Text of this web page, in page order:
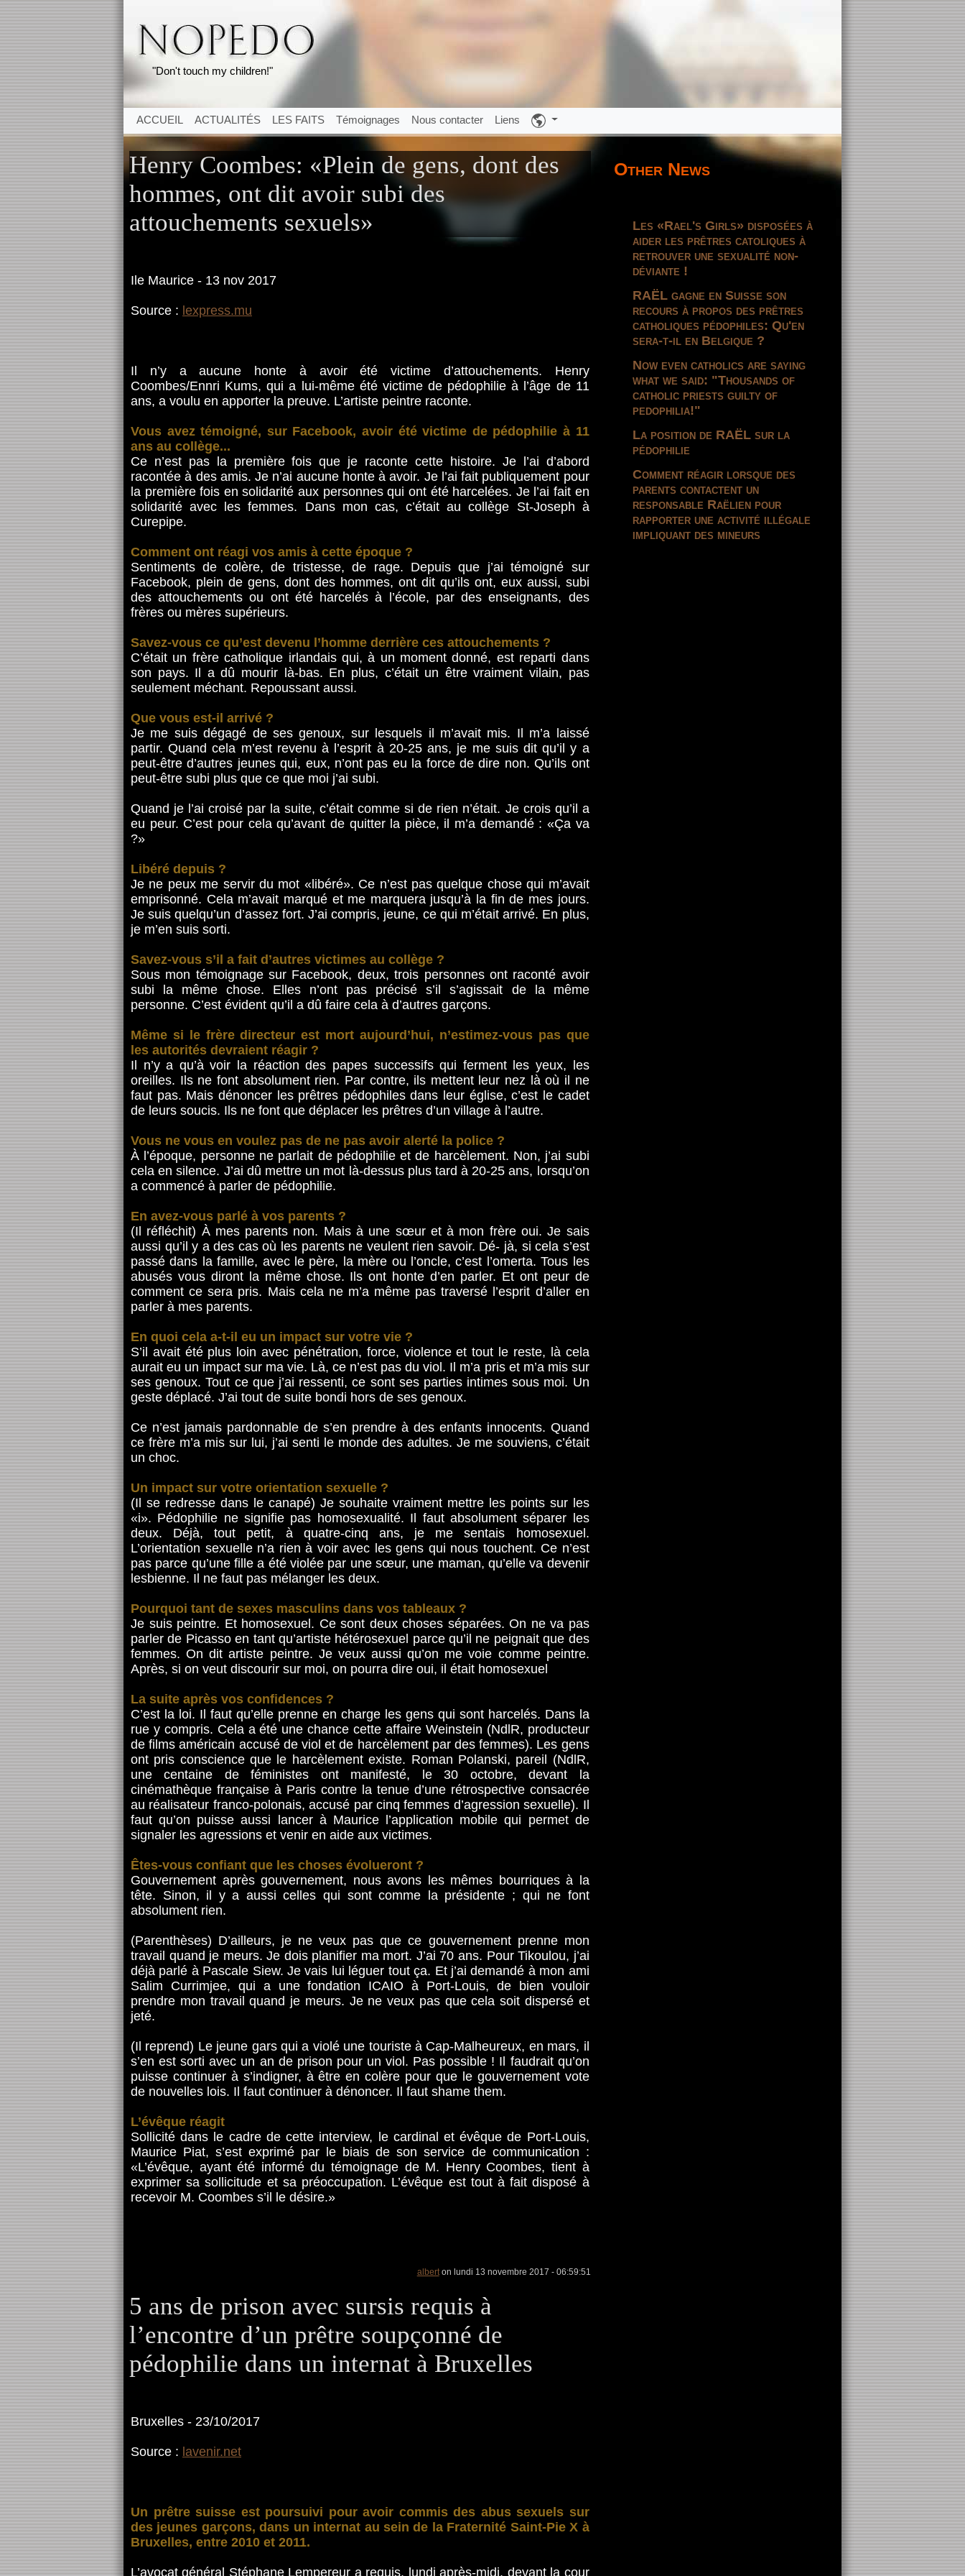
"Don't touch my children!"
ACCUEIL ACTUALITÉS LES FAITS Témoignages Nous contacter Liens
Henry Coombes: «Plein de gens, dont des
hommes, ont dit avoir subi des
attouchements sexuels»
Ile Maurice - 13 nov 2017
Source : lexpress.mu
Il n’y a aucune honte à avoir été victime d’attouchements. Henry
Coombes/Ennri Kums, qui a lui-même été victime de pédophilie à l’âge de 11
ans, a voulu en apporter la preuve. L’artiste peintre raconte.
Vous avez témoigné, sur Facebook, avoir été victime de pédophilie à 11
ans au collège...
Ce n’est pas la première fois que je raconte cette histoire. Je l’ai d’abord
racontée à des amis. Je n’ai aucune honte à avoir. Je l’ai fait publiquement pour
la première fois en solidarité aux personnes qui ont été harcelées. Je l’ai fait en
solidarité avec les femmes. Dans mon cas, c’était au collège St-Joseph à
Curepipe.
Comment ont réagi vos amis à cette époque ?
Sentiments de colère, de tristesse, de rage. Depuis que j’ai témoigné sur
Facebook, plein de gens, dont des hommes, ont dit qu’ils ont, eux aussi, subi
des attouchements ou ont été harcelés à l’école, par des enseignants, des
frères ou mères supérieurs.
Savez-vous ce qu’est devenu l’homme derrière ces attouchements ?
C’était un frère catholique irlandais qui, à un moment donné, est reparti dans
son pays. Il a dû mourir là-bas. En plus, c’était un être vraiment vilain, pas
seulement méchant. Repoussant aussi.
Que vous est-il arrivé ?
Je me suis dégagé de ses genoux, sur lesquels il m’avait mis. Il m’a laissé
partir. Quand cela m’est revenu à l’esprit à 20-25 ans, je me suis dit qu’il y a
peut-être d’autres jeunes qui, eux, n’ont pas eu la force de dire non. Qu’ils ont
peut-être subi plus que ce que moi j’ai subi.
Quand je l’ai croisé par la suite, c’était comme si de rien n’était. Je crois qu’il a
eu peur. C’est pour cela qu’avant de quitter la pièce, il m’a demandé : «Ça va
?»
Libéré depuis ?
Je ne peux me servir du mot «libéré». Ce n’est pas quelque chose qui m’avait
emprisonné. Cela m’avait marqué et me marquera jusqu’à la fin de mes jours.
Je suis quelqu’un d’assez fort. J’ai compris, jeune, ce qui m’était arrivé. En plus,
je m’en suis sorti.
Savez-vous s’il a fait d’autres victimes au collège ?
Sous mon témoignage sur Facebook, deux, trois personnes ont raconté avoir
subi la même chose. Elles n’ont pas précisé s’il s’agissait de la même
personne. C’est évident qu’il a dû faire cela à d’autres garçons.
Même si le frère directeur est mort aujourd’hui, n’estimez-vous pas que
les autorités devraient réagir ?
Il n’y a qu’à voir la réaction des papes successifs qui ferment les yeux, les
oreilles. Ils ne font absolument rien. Par contre, ils mettent leur nez là où il ne
faut pas. Mais dénoncer les prêtres pédophiles dans leur église, c’est le cadet
de leurs soucis. Ils ne font que déplacer les prêtres d’un village à l’autre.
Vous ne vous en voulez pas de ne pas avoir alerté la police ?
À l’époque, personne ne parlait de pédophilie et de harcèlement. Non, j’ai subi
cela en silence. J’ai dû mettre un mot là-dessus plus tard à 20-25 ans, lorsqu’on
a commencé à parler de pédophilie.
En avez-vous parlé à vos parents ?
(Il réfléchit) À mes parents non. Mais à une sœur et à mon frère oui. Je sais
aussi qu’il y a des cas où les parents ne veulent rien savoir. Dé- jà, si cela s’est
passé dans la famille, avec le père, la mère ou l’oncle, c’est l’omerta. Tous les
abusés vous diront la même chose. Ils ont honte d’en parler. Et ont peur de
comment ce sera pris. Mais cela ne m’a même pas traversé l’esprit d’aller en
parler à mes parents.
En quoi cela a-t-il eu un impact sur votre vie ?
S’il avait été plus loin avec pénétration, force, violence et tout le reste, là cela
aurait eu un impact sur ma vie. Là, ce n’est pas du viol. Il m’a pris et m’a mis sur
ses genoux. Tout ce que j’ai ressenti, ce sont ses parties intimes sous moi. Un
geste déplacé. J’ai tout de suite bondi hors de ses genoux.
Ce n’est jamais pardonnable de s’en prendre à des enfants innocents. Quand
ce frère m’a mis sur lui, j’ai senti le monde des adultes. Je me souviens, c’était
un choc.
Un impact sur votre orientation sexuelle ?
(Il se redresse dans le canapé) Je souhaite vraiment mettre les points sur les
«i». Pédophilie ne signifie pas homosexualité. Il faut absolument séparer les
deux. Déjà, tout petit, à quatre-cinq ans, je me sentais homosexuel.
L’orientation sexuelle n’a rien à voir avec les gens qui nous touchent. Ce n’est
pas parce qu’une fille a été violée par une sœur, une maman, qu’elle va devenir
lesbienne. Il ne faut pas mélanger les deux.
Pourquoi tant de sexes masculins dans vos tableaux ?
Je suis peintre. Et homosexuel. Ce sont deux choses séparées. On ne va pas
parler de Picasso en tant qu’artiste hétérosexuel parce qu’il ne peignait que des
femmes. On dit artiste peintre. Je veux aussi qu’on me voie comme peintre.
Après, si on veut discourir sur moi, on pourra dire oui, il était homosexuel
La suite après vos confidences ?
C’est la loi. Il faut qu’elle prenne en charge les gens qui sont harcelés. Dans la
rue y compris. Cela a été une chance cette affaire Weinstein (NdlR, producteur
de films américain accusé de viol et de harcèlement par des femmes). Les gens
ont pris conscience que le harcèlement existe. Roman Polanski, pareil (NdlR,
une centaine de féministes ont manifesté, le 30 octobre, devant la
cinémathèque française à Paris contre la tenue d’une rétrospective consacrée
au réalisateur franco-polonais, accusé par cinq femmes d’agression sexuelle). Il
faut qu’on puisse aussi lancer à Maurice l’application mobile qui permet de
signaler les agressions et venir en aide aux victimes.
Êtes-vous confiant que les choses évolueront ?
Gouvernement après gouvernement, nous avons les mêmes bourriques à la
tête. Sinon, il y a aussi celles qui sont comme la présidente ; qui ne font
absolument rien.
(Parenthèses) D’ailleurs, je ne veux pas que ce gouvernement prenne mon
travail quand je meurs. Je dois planifier ma mort. J’ai 70 ans. Pour Tikoulou, j’ai
déjà parlé à Pascale Siew. Je vais lui léguer tout ça. Et j’ai demandé à mon ami
Salim Currimjee, qui a une fondation ICAIO à Port-Louis, de bien vouloir
prendre mon travail quand je meurs. Je ne veux pas que cela soit dispersé et
jeté.
(Il reprend) Le jeune gars qui a violé une touriste à Cap-Malheureux, en mars, il
s’en est sorti avec un an de prison pour un viol. Pas possible ! Il faudrait qu’on
puisse continuer à s’indigner, à être en colère pour que le gouvernement vote
de nouvelles lois. Il faut continuer à dénoncer. Il faut shame them.
L’évêque réagit
Sollicité dans le cadre de cette interview, le cardinal et évêque de Port-Louis,
Maurice Piat, s’est exprimé par le biais de son service de communication :
«L’évêque, ayant été informé du témoignage de M. Henry Coombes, tient à
exprimer sa sollicitude et sa préoccupation. L’évêque est tout à fait disposé à
recevoir M. Coombes s’il le désire.»
alberton lundi 13 novembre 2017 - 06:59:51
5 ans de prison avec sursis requis à
l’encontre d’un prêtre soupçonné de
pédophilie dans un internat à Bruxelles
Bruxelles - 23/10/2017
Source : lavenir.net
Un prêtre suisse est poursuivi pour avoir commis des abus sexuels sur
des jeunes garçons, dans un internat au sein de la Fraternité Saint-Pie X à
Bruxelles, entre 2010 et 2011.
L’avocat général Stéphane Lempereur a requis, lundi après-midi, devant la cour
Other News
Les «Rael's Girls» disposées à
aider les prêtres catoliques à
retrouver une sexualité non-
déviante !
RAËL gagne en Suisse son
recours à propos des prêtres
catholiques pédophiles: Qu'en
sera-t-il en Belgique ?
Now even catholics are saying
what we said: "Thousands of
catholic priests guilty of
pedophilia!"
La position de RAËL sur la
pédophilie
Comment réagir lorsque des
parents contactent un
responsable Raëlien pour
rapporter une activité illégale
impliquant des mineurs